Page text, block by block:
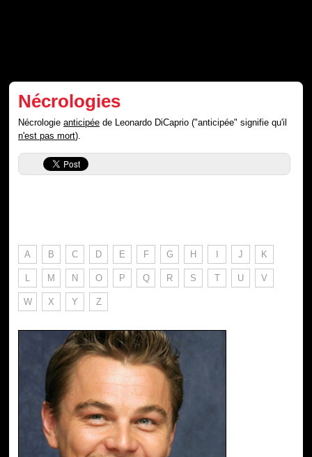
Nécrologies
Nécrologieanticipée de Leonardo DiCaprio ("anticipée" signifie qu'il
n'est pas mort).
A B C D E F G H I J K
L M N O P Q R S T U V
W X Y Z